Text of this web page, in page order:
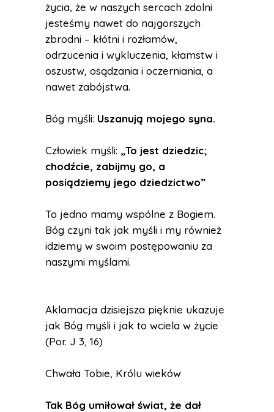
życia, że w naszych sercach zdolni
jesteśmy nawet do najgorszych
zbrodni – kłótni i rozłamów,
odrzucenia i wykluczenia, kłamstw i
oszustw, osądzania i oczerniania, a
nawet zabójstwa.
Bóg myśli: Uszanują mojego syna.
Człowiek myśli: „To jest dziedzic;
chodźcie, zabijmy go, a
posiądziemy jego dziedzictwo”
To jedno mamy wspólne z Bogiem.
Bóg czyni tak jak myśli i my również
idziemy w swoim postępowaniu za
naszymi myślami.
Aklamacja dzisiejsza pięknie ukazuje
jak Bóg myśli i jak to wciela w życie
(Por. J 3, 16)
Chwała Tobie, Królu wieków
Tak Bóg umiłował świat, że dał